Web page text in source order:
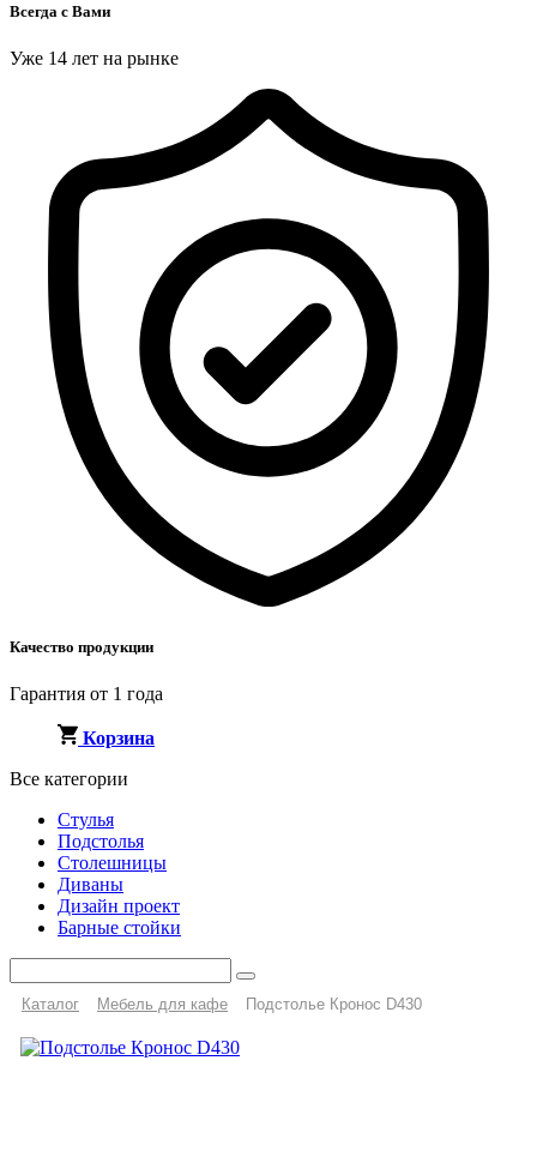
Всегда с Вами
Уже 14 лет на рынке
Качество продукции
Гарантия от 1 года
Корзина
Все категории
Стулья
Подстолья
Столешницы
Диваны
Дизайн проект
Барные стойки
Каталог Мебель для кафе Подстолье Кронос D430